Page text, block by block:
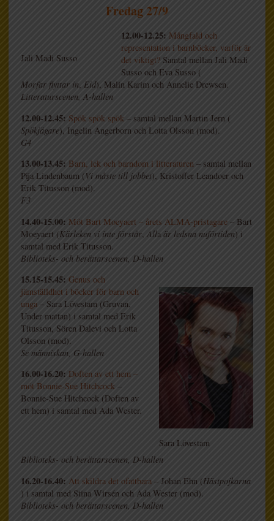
Fredag 27/9
Jali Madi Susso
12.00-12.25: Mångfald och
representation i barnböcker, varför är
det viktigt? Samtal mellan Jali Madi
Susso och Eva Susso (
Morfar flyttar in,Eid), Malin Karim och Annelie Drewsen.
Litteraturscenen, A-hallen
12.00-12.45:Spök spök spök – samtal mellan Martin Jern (
Spökjägare), Ingelin Angerborn och Lotta Olsson (mod).
G4
13.00-13.45: Barn, lek och barndom i litteraturen – samtal mellan
Pija Lindenbaum (Vi måste till jobbet), Kristoffer Leandoer och
Erik Titusson (mod).
F3
14.40-15.00:Möt Bart Moeyaert – årets ALMA-pristagare – Bart
Moeyaert (Kärleken vi inte förstår,Allaär ledsna nuförtiden) i
samtal med Erik Titusson.
Biblioteks- och berättarscenen, D-hallen
Sara Lövestam
15.15-15.45:Genus och
jämställdhet i böcker för barn och
unga – Sara Lövestam (Gruvan,
Under mattan) i samtal med Erik
Titusson, Sören Dalevi och Lotta
Olsson (mod).
Se människan, G-hallen
16.00-16.20:Doften av ett hem –
möt Bonnie-Sue Hitchcock –
Bonnie-Sue Hitchcock (Doften av
ett hem) i samtal med Ada Wester.
Biblioteks- och berättarscenen, D-hallen
16.20-16.40: Att skildra det ofattbara – Johan Ehn (Hästpojkarna
) i samtal med Stina Wirsén och Ada Wester (mod).
Biblioteks- och berättarscenen, D-hallen